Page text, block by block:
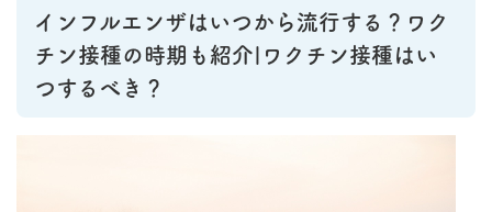
インフルエンザはいつから流行する？ワク
チン接種の時期も紹介|ワクチン接種はい
つするべき？